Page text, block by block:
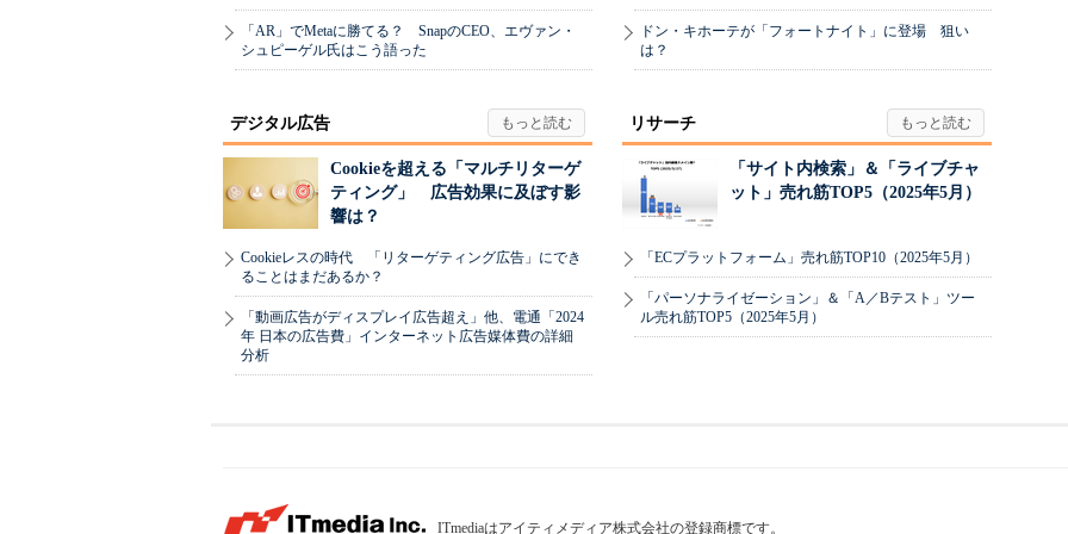
「AR」でMetaに勝てる？ SnapのCEO、エヴァン・
シュピーゲル氏はこう語った
ドン・キホーテが「フォートナイト」に登場 狙い
は？
デジタル広告
Cookieを超える「マルチリターゲ
ティング」 広告効果に及ぼす影
響は？
Cookieレスの時代 「リターゲティング広告」にでき
ることはまだあるか？
「動画広告がディスプレイ広告超え」他、電通「2024
年 日本の広告費」インターネット広告媒体費の詳細
分析
リサーチ
「サイト内検索」＆「ライブチャ
ット」売れ筋TOP5（2025年5月）
「ECプラットフォーム」売れ筋TOP10（2025年5月）
「パーソナライゼーション」＆「A／Bテスト」ツー
ル売れ筋TOP5（2025年5月）
ITmediaはアイティメディア株式会社の登録商標です。